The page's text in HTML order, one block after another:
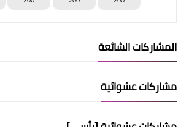
المشاركات الشائعة
مشاركات عشوائية